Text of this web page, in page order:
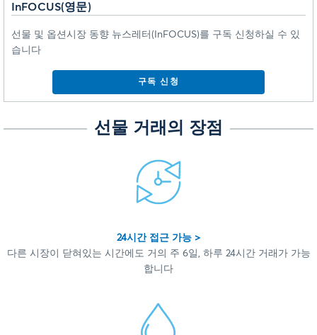
InFOCUS(영문)
선물 및 옵션시장 동향 뉴스레터(InFOCUS)를 구독 신청하실 수 있
습니다
구독 신청
선물 거래의 장점
24시간 접근 가능 >
다른 시장이 닫혀있는 시간에도 거의 주 6일, 하루 24시간 거래가 가능
합니다